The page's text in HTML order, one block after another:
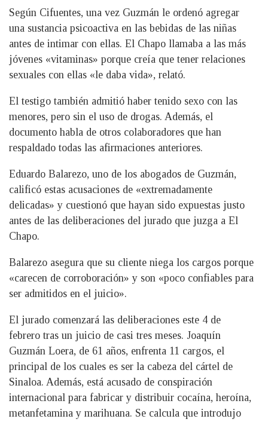
Según Cifuentes, una vez Guzmán le ordenó agregar
una sustancia psicoactiva en las bebidas de las niñas
antes de intimar con ellas. El Chapo llamaba a las más
jóvenes «vitaminas» porque creía que tener relaciones
sexuales con ellas «le daba vida», relató.
El testigo también admitió haber tenido sexo con las
menores, pero sin el uso de drogas. Además, el
documento habla de otros colaboradores que han
respaldado todas las afirmaciones anteriores.
Eduardo Balarezo, uno de los abogados de Guzmán,
calificó estas acusaciones de «extremadamente
delicadas» y cuestionó que hayan sido expuestas justo
antes de las deliberaciones del jurado que juzga a El
Chapo.
Balarezo asegura que su cliente niega los cargos porque
«carecen de corroboración» y son «poco confiables para
ser admitidos en el juicio».
El jurado comenzará las deliberaciones este 4 de
febrero tras un juicio de casi tres meses. Joaquín
Guzmán Loera, de 61 años, enfrenta 11 cargos, el
principal de los cuales es ser la cabeza del cártel de
Sinaloa. Además, está acusado de conspiración
internacional para fabricar y distribuir cocaína, heroína,
metanfetamina y marihuana. Se calcula que introdujo